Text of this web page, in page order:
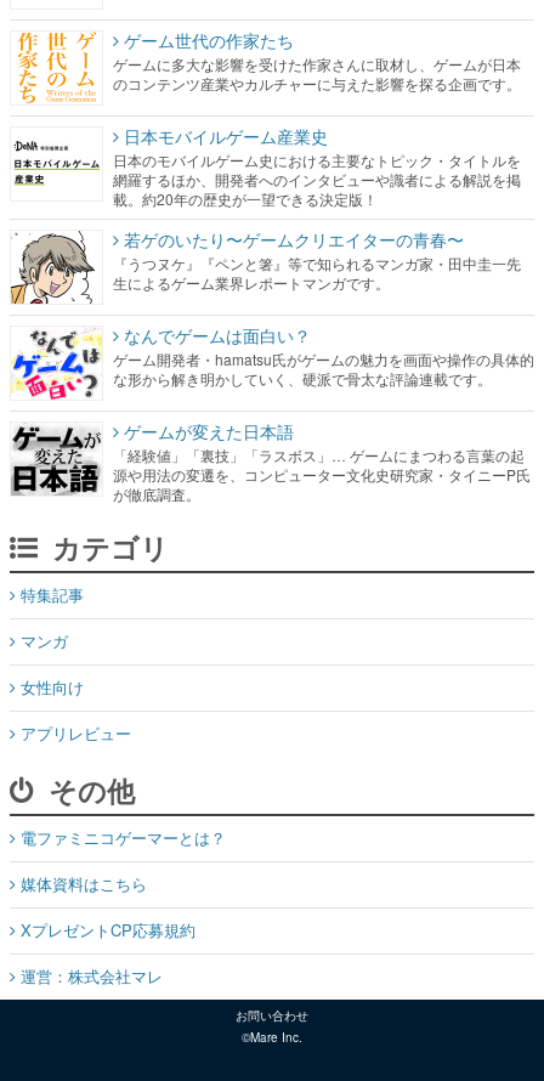
ゲーム世代の作家たち
ゲームに多大な影響を受けた作家さんに取材し、ゲームが日本
のコンテンツ産業やカルチャーに与えた影響を探る企画です。
日本モバイルゲーム産業史
日本のモバイルゲーム史における主要なトピック・タイトルを
網羅するほか、開発者へのインタビューや識者による解説を掲
載。約20年の歴史が一望できる決定版！
若ゲのいたり〜ゲームクリエイターの青春〜
『うつヌケ』『ペンと箸』等で知られるマンガ家・田中圭一先
生によるゲーム業界レポートマンガです。
なんでゲームは面白い？
ゲーム開発者・hamatsu氏がゲームの魅力を画面や操作の具体的
な形から解き明かしていく、硬派で骨太な評論連載です。
ゲームが変えた日本語
「経験値」「裏技」「ラスボス」… ゲームにまつわる言葉の起
源や用法の変遷を、コンピューター文化史研究家・タイニーP氏
が徹底調査。
カテゴリ
特集記事
マンガ
女性向け
アプリレビュー
その他
電ファミニコゲーマーとは？
媒体資料はこちら
XプレゼントCP応募規約
運営：株式会社マレ
お問い合わせ
©Mare Inc.